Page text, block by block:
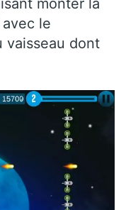
monter la
le
vaisseau dont